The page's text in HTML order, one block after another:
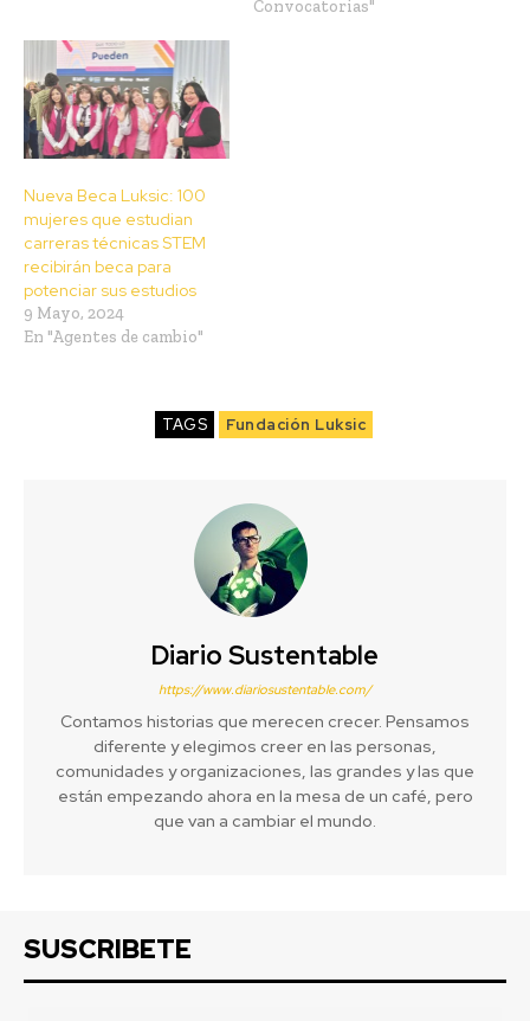
Convocatorias"
Nueva Beca Luksic: 100
mujeres que estudian
carreras técnicas STEM
recibirán beca para
potenciar sus estudios
9 Mayo, 2024
En "Agentes de cambio"
TAGS Fundación Luksic
Diario Sustentable
https://www.diariosustentable.com/
Contamos historias que merecen crecer. Pensamos
diferente y elegimos creer en las personas,
comunidades y organizaciones, las grandes y las que
están empezando ahora en la mesa de un café, pero
que van a cambiar el mundo.
SUSCRIBETE